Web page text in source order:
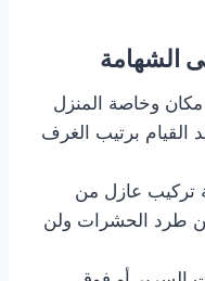
الشهامة
مكان وخاصة المنزل
القيام برتيب الغرف
تركيب عازل من
طرد الحشرات ولن